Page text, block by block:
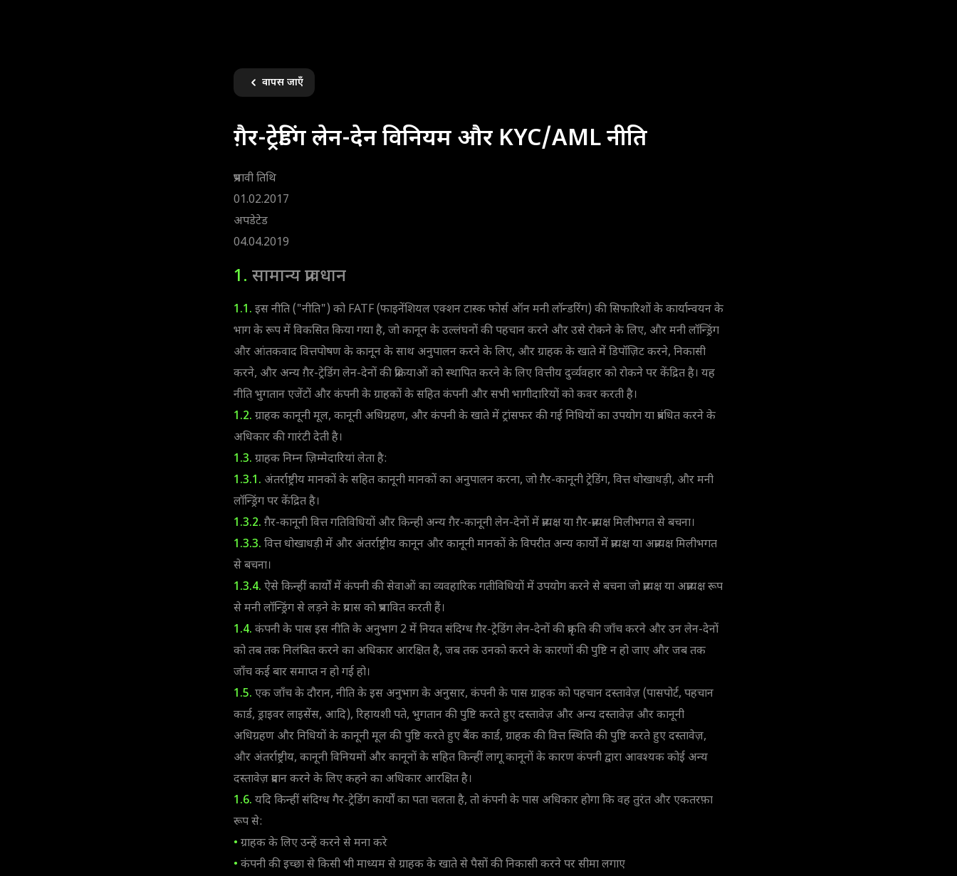
वापस जाएँ
ग़ैर-ट्रेडिंग लेन-देन विनियम और KYC/AML नीति
प्रभावी तिथि
01.02.2017
अपडेटेड
04.04.2019
1. सामान्य प्रावधान
1.1. इस नीति ("नीति") को FATF (फाइनेंशियल एक्शन टास्क फोर्स ऑन मनी लॉन्डरिंग) की सिफारिशों के कार्यान्वयन के
भाग के रूप में विकसित किया गया है, जो कानून के उल्लंघनों की पहचान करने और उसे रोकने के लिए, और मनी लॉन्ड्रिंग
और आंतकवाद वित्तपोषण के कानून के साथ अनुपालन करने के लिए, और ग्राहक के खाते में डिपॉज़िट करने, निकासी
करने, और अन्य ग़ैर-ट्रेडिंग लेन-देनों की प्रक्रियाओं को स्थापित करने के लिए वित्तीय दुर्व्यवहार को रोकने पर केंद्रित है। यह
नीति भुगतान एजेंटों और कंपनी के ग्राहकों के सहित कंपनी और सभी भागीदारियों को कवर करती है।
1.2. ग्राहक कानूनी मूल, कानूनी अधिग्रहण, और कंपनी के खाते में ट्रांसफर की गई निधियों का उपयोग या प्रबंधित करने के
अधिकार की गारंटी देती है।
1.3. ग्राहक निम्न ज़िम्मेदारियां लेता है:
1.3.1. अंतर्राष्ट्रीय मानकों के सहित कानूनी मानकों का अनुपालन करना, जो ग़ैर-कानूनी ट्रेडिंग, वित्त धोखाधड़ी, और मनी
लॉन्ड्रिंग पर केंद्रित है।
1.3.2. ग़ैर-कानूनी वित्त गतिविधियों और किन्ही अन्य ग़ैर-कानूनी लेन-देनों में प्रत्यक्ष या ग़ैर-प्रत्यक्ष मिलीभगत से बचना।
1.3.3. वित्त धोखाधड़ी में और अंतर्राष्ट्रीय कानून और कानूनी मानकों के विपरीत अन्य कार्यों में प्रत्यक्ष या अप्रत्यक्ष मिलीभगत
से बचना।
1.3.4. ऐसे किन्हीं कार्यों में कंपनी की सेवाओं का व्यवहारिक गतीविधियों में उपयोग करने से बचना जो प्रत्यक्ष या अप्रत्यक्ष रूप
से मनी लॉन्ड्रिंग से लड़ने के प्रयास को प्रभावित करती हैं।
1.4. कंपनी के पास इस नीति के अनुभाग 2 में नियत संदिग्ध ग़ैर-ट्रेडिंग लेन-देनों की प्रकृति की जाँच करने और उन लेन-देनों
को तब तक निलंबित करने का अधिकार आरक्षित है, जब तक उनको करने के कारणों की पुष्टि न हो जाए और जब तक
जाँच कई बार समाप्त न हो गई हो।
1.5. एक जाँच के दौरान, नीति के इस अनुभाग के अनुसार, कंपनी के पास ग्राहक को पहचान दस्तावेज़ (पासपोर्ट, पहचान
कार्ड, ड्राइवर लाइसेंस, आदि), रिहायशी पते, भुगतान की पुष्टि करते हुए दस्तावेज़ और अन्य दस्तावेज़ और कानूनी
अधिग्रहण और निधियों के कानूनी मूल की पुष्टि करते हुए बैंक कार्ड, ग्राहक की वित्त स्थिति की पुष्टि करते हुए दस्तावेज़,
और अंतर्राष्ट्रीय, कानूनी विनियमों और कानूनों के सहित किन्हीं लागू कानूनों के कारण कंपनी द्वारा आवश्यक कोई अन्य
दस्तावेज़ प्रदान करने के लिए कहने का अधिकार आरक्षित है।
1.6. यदि किन्हीं संदिग्ध गैर-ट्रेडिंग कार्यों का पता चलता है, तो कंपनी के पास अधिकार होगा कि वह तुरंत और एकतरफ़ा
रूप से:
• ग्राहक के लिए उन्हें करने से मना करे
• कंपनी की इच्छा से किसी भी माध्यम से ग्राहक के खाते से पैसों की निकासी करने पर सीमा लगाए